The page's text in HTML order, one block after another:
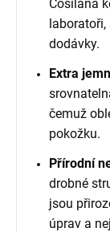
Cosilana
dodávky.
Extra
čemuž
pokožku.
Přírodní
drobné
jsou
úprav a